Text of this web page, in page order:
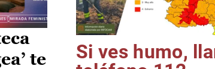
te
Si ves humo,